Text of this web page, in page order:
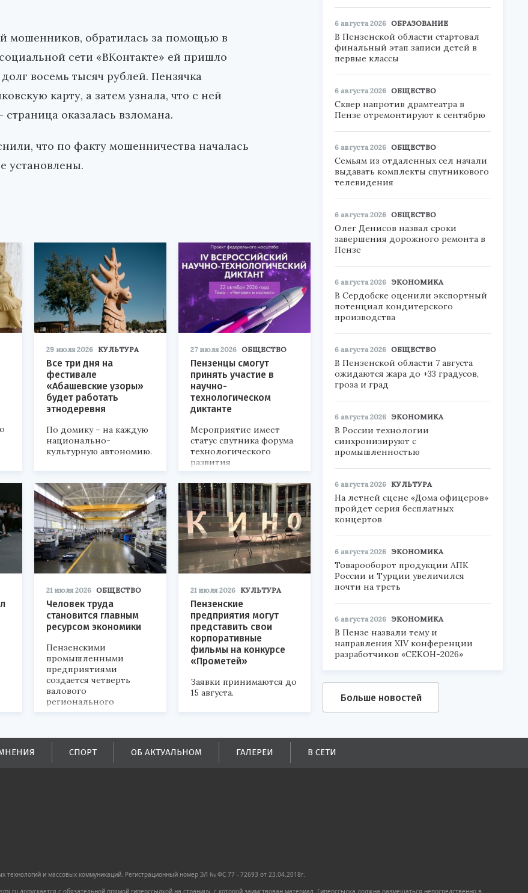
мошенников, обратилась за помощью в
сети «ВКонтакте» ей пришло
восемь тысяч рублей. Пензячка
карту, а затем узнала, что с ней
оказалась взломана.
что по факту мошенничества началась
установлены.
29 июля 2026 КУЛЬТУРА
Все три дня на
фестивале
«Абашевские узоры»
будет работать
этнодеревня
По домику – на каждую
национально-
культурную автономию.
27 июля 2026 ОБЩЕСТВО
Пензенцы смогут
принять участие в
научно-
технологическом
диктанте
Мероприятие имеет
статус спутника форума
технологического
развития
«Технопром-2026».
21 июля 2026 ОБЩЕСТВО
Человек труда
становится главным
ресурсом экономики
Пензенскими
промышленными
предприятиями
создается четверть
валового
регионального
продукта и
поступлений в
бюджеты всех уровней.
21 июля 2026 КУЛЬТУРА
Пензенские
предприятия могут
представить свои
корпоративные
фильмы на конкурсе
«Прометей»
Заявки принимаются до
15 августа.
6 августа 2026 ОБРАЗОВАНИЕ
В Пензенской области стартовал
финальный этап записи детей в
первые классы
6 августа 2026 ОБЩЕСТВО
Сквер напротив драмтеатра в
Пензе отремонтируют к сентябрю
6 августа 2026 ОБЩЕСТВО
Семьям из отдаленных сел начали
выдавать комплекты спутникового
телевидения
6 августа 2026 ОБЩЕСТВО
Олег Денисов назвал сроки
завершения дорожного ремонта в
Пензе
6 августа 2026 ЭКОНОМИКА
В Сердобске оценили экспортный
потенциал кондитерского
производства
6 августа 2026 ОБЩЕСТВО
В Пензенской области 7 августа
ожидаются жара до +33 градусов,
гроза и град
6 августа 2026 ЭКОНОМИКА
В России технологии
синхронизируют с
промышленностью
6 августа 2026 КУЛЬТУРА
На летней сцене «Дома офицеров»
пройдет серия бесплатных
концертов
6 августа 2026 ЭКОНОМИКА
Товарооборот продукции АПК
России и Турции увеличился
почти на треть
6 августа 2026 ЭКОНОМИКА
В Пензе назвали тему и
направления XIV конференции
разработчиков «СЕКОН-2026»
Больше новостей
СПОРТ ОБ АКТУАЛЬНОМ ГАЛЕРЕИ В СЕТИ
и массовых коммуникаций. Регистрационный номер ЭЛ № ФС 77 - 72693 от 23.04.2018г.
допускается с обязательной прямой гиперссылкой на страницу, с которой заимствован материал. Гиперссылка должна размещаться непосредственно в